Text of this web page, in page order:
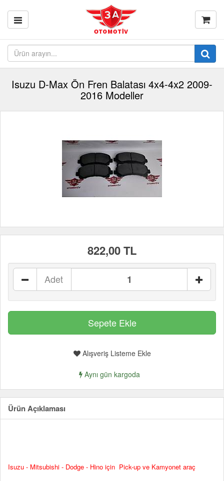
Isuzu D-Max Ön Fren Balatası 4x4-4x2 2009-
2016 Modeller
822,00 TL
Adet
Alışveriş Listeme Ekle
Aynı gün kargoda
Ürün Açıklaması
Isuzu - Mitsubishi - Dodge - Hino için Pick-up ve Kamyonet araç